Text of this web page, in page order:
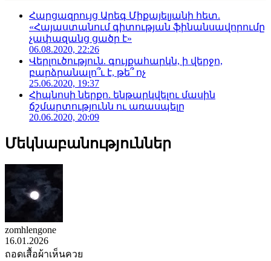
Հարցազրույց Արեգ Միքայելյանի հետ.
«Հայաստանում գիտության ֆինանսավորումը
չափազանց ցածր է»
06.08.2020, 22:26
Վերլուծություն. գույքահարկն, ի վերջո,
բարձրանալո՞ւ է, թե՞ ոչ
25.06.2020, 19:37
Հիպնոսի ներքո. ենթարկվելու մասին
ճշմարտությունն ու առասպելը
20.06.2020, 20:09
Մեկնաբանություններ
zomhlengone
16.01.2026
ถอดเสื้อผ้าเห็นควย